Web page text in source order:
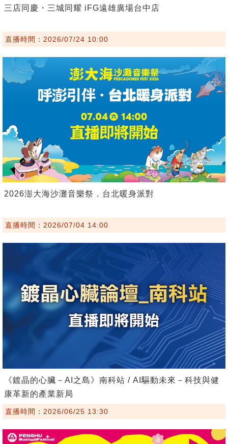
三店同慶・三城同耀 iFG遠雄廣場台中店
直播時間：2026/07/24 10:00
2026澎大海沙灘音樂祭．台北暖身派對
直播時間：2026/07/04 14:00
《鍍晶的心臟－AI之島》南科站 / AI驅動未來－科技與健
康革新的產業新局
直播時間：2026/06/25 13:30